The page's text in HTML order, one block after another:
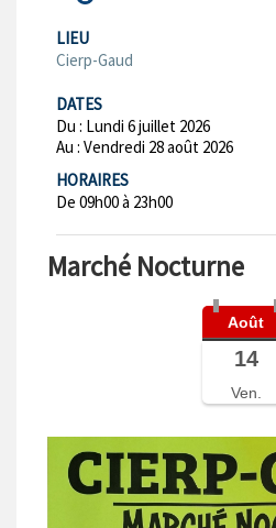
LIEU
Cierp-Gaud
DATES
Du : Lundi 6 juillet 2026
Au : Vendredi 28 août 2026
HORAIRES
De 09h00 à 23h00
Marché Nocturne
Août
14
Ven.